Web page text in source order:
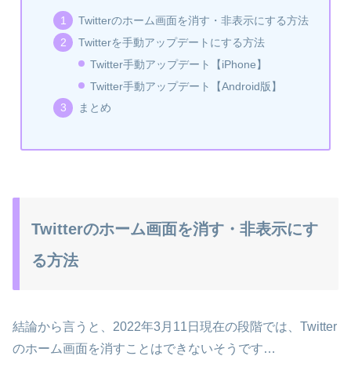
Twitterのホーム画面を消す・非表示にする方法
Twitterを手動アップデートにする方法
Twitter手動アップデート【iPhone】
Twitter手動アップデート【Android版】
まとめ
Twitterのホーム画面を消す・非表示にす
る方法
結論から言うと、2022年3月11日現在の段階では、Twitter
のホーム画面を消すことはできないそうです…